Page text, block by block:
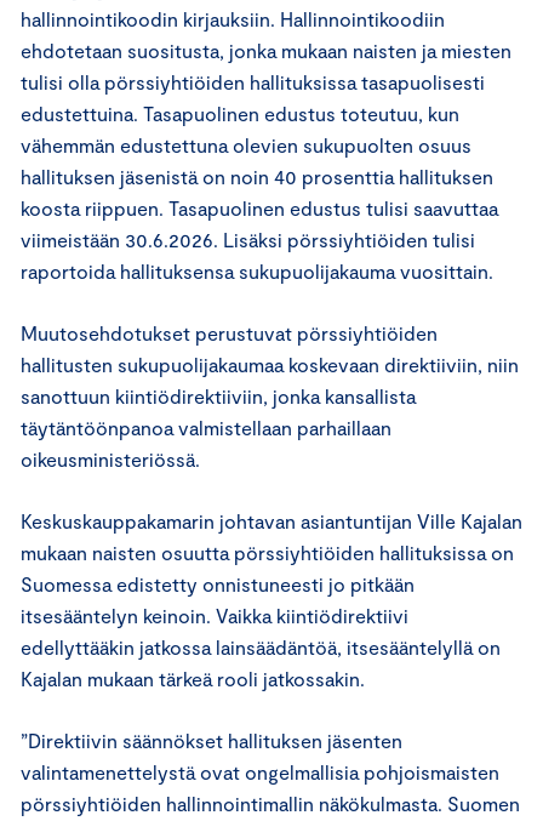
hallinnointikoodin kirjauksiin. Hallinnointikoodiin
ehdotetaan suositusta, jonka mukaan naisten ja miesten
tulisi olla pörssiyhtiöiden hallituksissa tasapuolisesti
edustettuina. Tasapuolinen edustus toteutuu, kun
vähemmän edustettuna olevien sukupuolten osuus
hallituksen jäsenistä on noin 40 prosenttia hallituksen
koosta riippuen. Tasapuolinen edustus tulisi saavuttaa
viimeistään 30.6.2026. Lisäksi pörssiyhtiöiden tulisi
raportoida hallituksensa sukupuolijakauma vuosittain.
Muutosehdotukset perustuvat pörssiyhtiöiden
hallitusten sukupuolijakaumaa koskevaan direktiiviin, niin
sanottuun kiintiödirektiiviin, jonka kansallista
täytäntöönpanoa valmistellaan parhaillaan
oikeusministeriössä.
Keskuskauppakamarin johtavan asiantuntijan Ville Kajalan
mukaan naisten osuutta pörssiyhtiöiden hallituksissa on
Suomessa edistetty onnistuneesti jo pitkään
itsesääntelyn keinoin. Vaikka kiintiödirektiivi
edellyttääkin jatkossa lainsäädäntöä, itsesääntelyllä on
Kajalan mukaan tärkeä rooli jatkossakin.
”Direktiivin säännökset hallituksen jäsenten
valintamenettelystä ovat ongelmallisia pohjoismaisten
pörssiyhtiöiden hallinnointimallin näkökulmasta. Suomen